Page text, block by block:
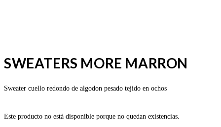
SWEATERS MORE MARRON
Sweater cuello redondo de algodon pesado tejido en ochos
Este producto no está disponible porque no quedan existencias.